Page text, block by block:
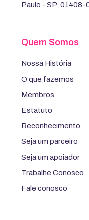
Paulo - SP, 01408-
Quem Somos
Nossa História
O que fazemos
Membros
Estatuto
Reconhecimento
Seja um parceiro
Seja um apoiador
Trabalhe Conosco
Fale conosco